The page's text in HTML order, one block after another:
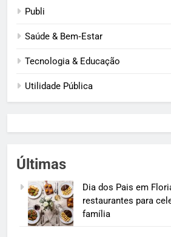
Publi
Saúde & Bem‑Estar
Tecnologia & Educação
Utilidade Pública
Últimas
Dia dos Pais em
restaurantes para
família